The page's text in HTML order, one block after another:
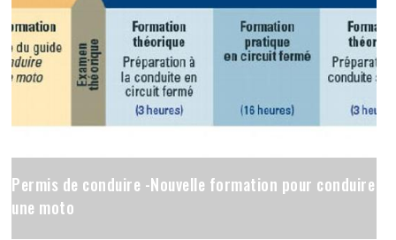
Permis de conduire -Nouvelle formation pour conduire
une moto